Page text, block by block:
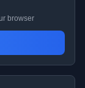
browser